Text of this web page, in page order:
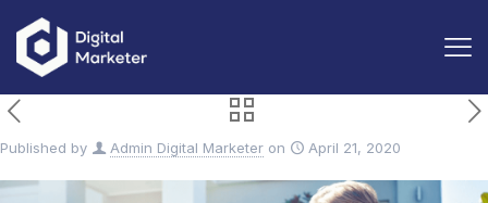
Published by Admin Digital Marketer on April 21, 2020